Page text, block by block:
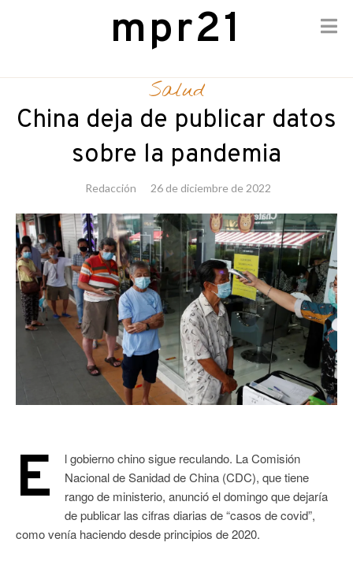
content
mpr21
Salud
China deja de publicar datos
sobre la pandemia
Redacción 26 de diciembre de 2022
E
l gobierno chino sigue reculando. La Comisión
Nacional de Sanidad de China (CDC), que tiene
rango de ministerio, anunció el domingo que dejaría
de publicar las cifras diarias de “casos de covid”,
como venía haciendo desde principios de 2020.